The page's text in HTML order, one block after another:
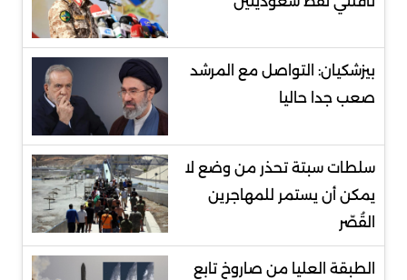
بيزشكيان: التواصل مع المرشد
صعب جدا حاليا
سلطات سبتة تحذر من وضع لا
يمكن أن يستمر للمهاجرين
القُصّر
الطبقة العليا من صاروخ تابع